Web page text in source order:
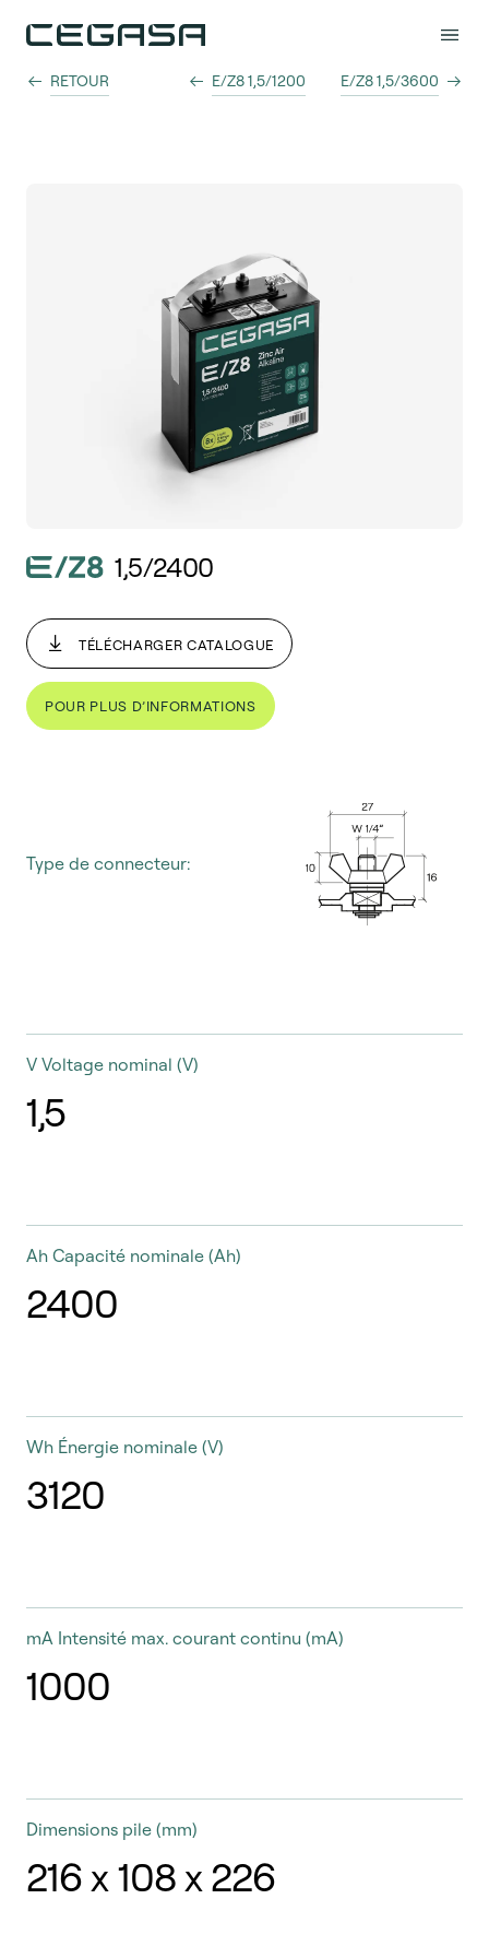
RETOUR E/Z8 1,5/1200 E/Z8 1,5/3600
1,5/2400
TÉLÉCHARGER CATALOGUE
POUR PLUS D’INFORMATIONS
Type de connecteur:
V Voltage nominal (V)
1,5
Ah Capacité nominale (Ah)
2400
Wh Énergie nominale (V)
3120
mA Intensité max. courant continu (mA)
1000
Dimensions pile (mm)
216 x 108 x 226